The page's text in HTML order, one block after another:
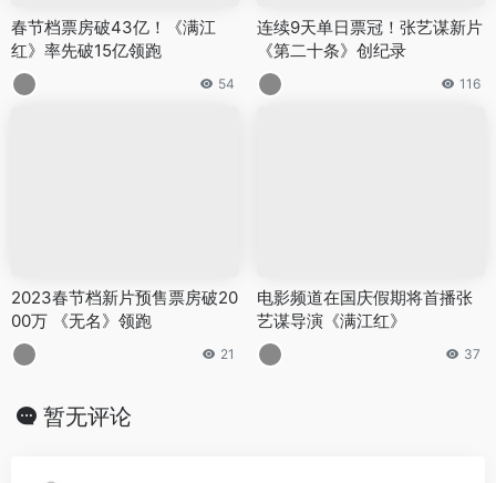
春节档票房破43亿！《满江
红》率先破15亿领跑
54
连续9天单日票冠！张艺谋新片
《第二十条》创纪录
116
2023春节档新片预售票房破20
00万 《无名》领跑
21
电影频道在国庆假期将首播张
艺谋导演《满江红》
37
暂无评论